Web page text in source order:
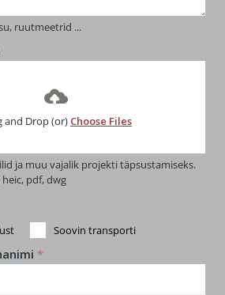
ruutmeetrid ...
and Drop (or) Choose Files
ja muu vajalik projekti täpsustamiseks.
heic, pdf, dwg
Soovin transporti
*